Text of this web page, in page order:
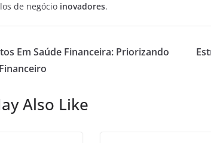
de negócio inovadores.
Em Saúde Financeira: Priorizando
Also Like